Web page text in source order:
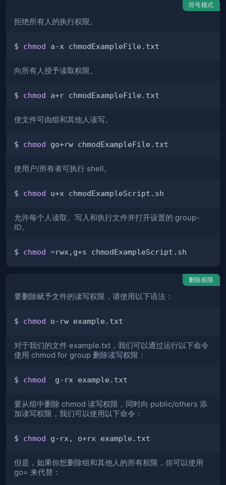
符号模式
拒绝所有人的执行权限。
$ chmod
向所有人授予读取权限。
$ chmod
使文件可由组和其他人读写。
$ chmod
使用户/所有者可执行 shell。
$ chmod
允许每个人读取、写入和执行文件并打开设置的 group-
ID。
$ chmod =
删除权限
要删除赋予文件的读写权限，请使用以下语法：
$ chmod
对于我们的文件 example.txt，我们可以通过运行以下命令
使用 chmod for group 删除读写权限：
$ chmod
要从组中删除 chmod 读写权限，同时向 public/others 添
加读写权限，我们可以使用以下命令：
$ chmod
但是，如果你想删除组和其他人的所有权限，你可以使用
go= 来代替：